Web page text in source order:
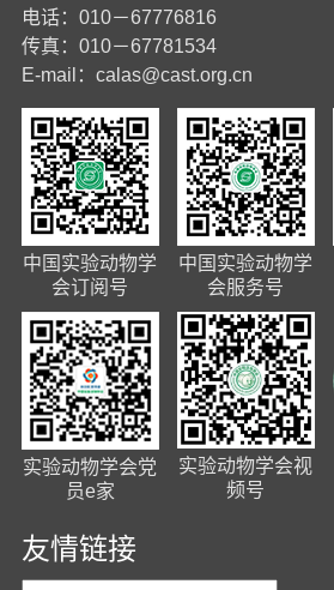
电话：010－67776816
传真：010－67781534
E-mail： calas@cast.org.cn
中国实验动物学
会订阅号
中国实验动物学
会服务号
实验动物学会党
员e家
实验动物学会视
频号
友情链接